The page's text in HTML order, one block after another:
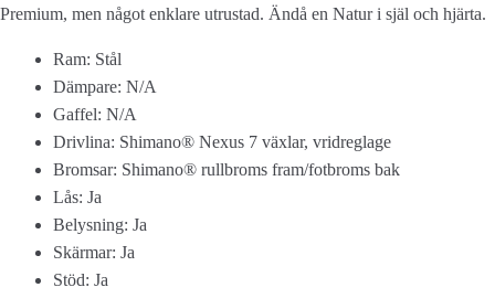
Premium, men något enklare utrustad. Ändå en Natur i själ och hjärta.
Ram: Stål
Dämpare: N/A
Gaffel: N/A
Drivlina: Shimano® Nexus 7 växlar, vridreglage
Bromsar: Shimano® rullbroms fram/fotbroms bak
Lås: Ja
Belysning: Ja
Skärmar: Ja
Stöd: Ja